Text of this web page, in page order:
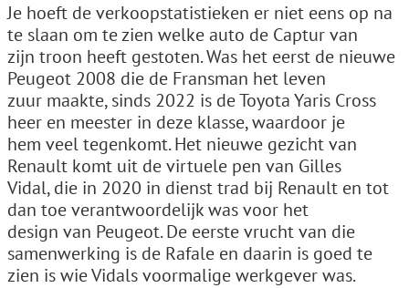
Je hoeft de verkoopstatistieken er niet eens op na
te slaan om te zien welke auto de Captur van
zijn troon heeft gestoten. Was het eerst de nieuwe
Peugeot 2008 die de Fransman het leven
zuur maakte, sinds 2022 is de Toyota Yaris Cross
heer en meester in deze klasse, waardoor je
hem veel tegenkomt. Het nieuwe gezicht van
Renault komt uit de virtuele pen van Gilles
Vidal, die in 2020 in dienst trad bij Renault en tot
dan toe verantwoordelijk was voor het
design van Peugeot. De eerste vrucht van die
samenwerking is de Rafale en daarin is goed te
zien is wie Vidals voormalige werkgever was.